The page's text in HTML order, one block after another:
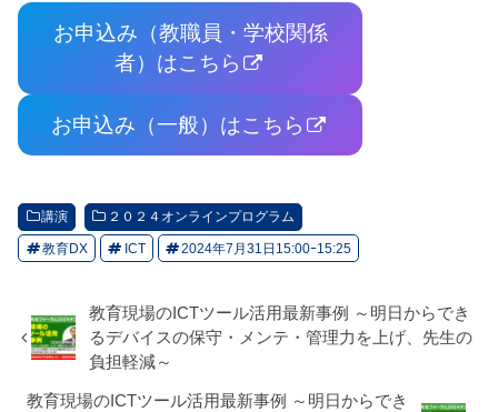
お申込み（教職員・学校関係
者）はこちら
お申込み（一般）はこちら
講演 ２０２４オンラインプログラム
教育DX ICT 2024年7月31日15:00ｰ15:25
教育現場のICTツール活用最新事例 ～明日からでき
るデバイスの保守・メンテ・管理力を上げ、先生の
負担軽減～
教育現場のICTツール活用最新事例 ～明日からでき